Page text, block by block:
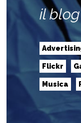
il
Flickr
Musica